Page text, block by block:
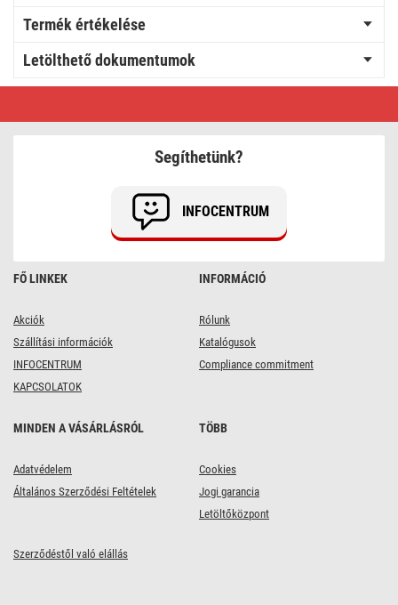
Termék értékelése
Letölthető dokumentumok
led
FŐ LINKEK
Akciók
Szállítási információk
INFOCENTRUM
KAPCSOLATOK
INFORMÁCIÓ
Rólunk
Katalógusok
Compliance commitment
MINDEN A VÁSÁRLÁSRÓL
Adatvédelem
Általános Szerződési Feltételek
TÖBB
Cookies
Jogi garancia
Letöltőközpont
Szerződéstől való elállás
Segíthetünk?
INFOCENTRUM